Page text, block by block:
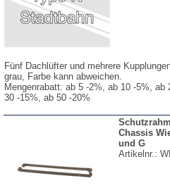
Fünf Dachlüfter und mehrere
grau, Farbe kann abweichen.
Mengenrabatt: ab 5 -2%, ab 10 -5%, ab
30 -15%, ab 50 -20%
Chassis
und G
Artikelnr.: